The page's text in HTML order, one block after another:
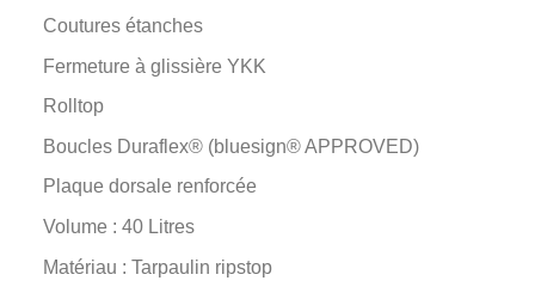
Coutures étanches
Fermeture à glissière YKK
Rolltop
Boucles Duraflex® (bluesign® APPROVED)
Plaque dorsale renforcée
Volume : 40 Litres
Matériau : Tarpaulin ripstop